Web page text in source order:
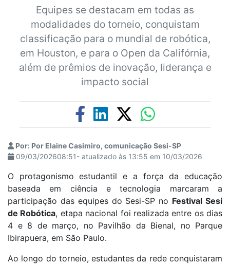
Equipes se destacam em todas as
modalidades do torneio, conquistam
classificação para o mundial de robótica,
em Houston, e para o Open da Califórnia,
além de prêmios de inovação, liderança e
impacto social
Por: Por Elaine Casimiro, comunicação Sesi-SP
09/03/202608:51- atualizado às 13:55 em 10/03/2026
O protagonismo estudantil e a força da educação
baseada em ciência e tecnologia marcaram a
participação das equipes do Sesi-SP no Festival Sesi
de Robótica, etapa nacional foi realizada entre os dias
4 e 8 de março, no Pavilhão da Bienal, no Parque
Ibirapuera, em São Paulo.
Ao longo do torneio, estudantes da rede conquistaram